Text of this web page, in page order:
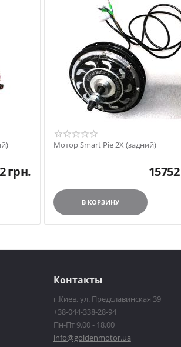
грн.
Мотор Smart Pie 2X (задний)
15752
В КОРЗИНУ
Контакты
г.Киев, ул. Предславинская 39
+38-044-338-28-94
Пн-Пт 9.00 - 18.00
info@goldenmotor.ua